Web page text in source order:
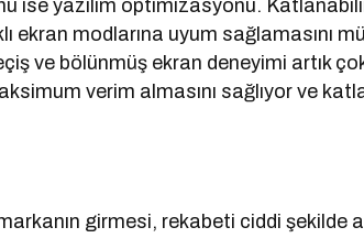
ise yazılım optimizasyonu.
modlarına uyum sağlamasını
ve bölünmüş ekran deneyimi artık
verim almasını sağlıyor ve
girmesi, rekabeti ciddi şekilde